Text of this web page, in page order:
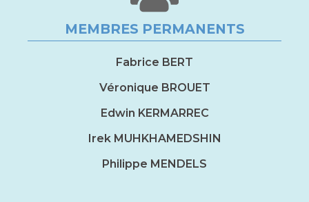
MEMBRES PERMANENTS
Fabrice BERT
Véronique BROUET
Edwin KERMARREC
Irek MUHKHAMEDSHIN
Philippe MENDELS